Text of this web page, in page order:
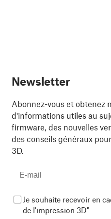
Newsletter
Abonnez-vous et obtenez
d'informations utiles au
firmware, des nouvelles
des conseils généraux
3D.
Je souhaite recevoir en
de l'impression 3D"